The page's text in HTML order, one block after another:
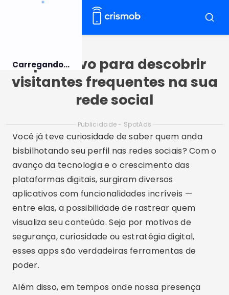
Carregando...
Aplicativo para descobrir
visitantes frequentes na sua
rede social
Publicidade - SpotAds
Você já teve curiosidade de saber quem anda
bisbilhotando seu perfil nas redes sociais? Com o
avanço da tecnologia e o crescimento das
plataformas digitais, surgiram diversos
aplicativos com funcionalidades incríveis —
entre elas, a possibilidade de rastrear quem
visualiza seu conteúdo. Seja por motivos de
segurança, curiosidade ou estratégia digital,
esses apps são verdadeiras ferramentas de
poder.
Além disso, em tempos onde nossa presença